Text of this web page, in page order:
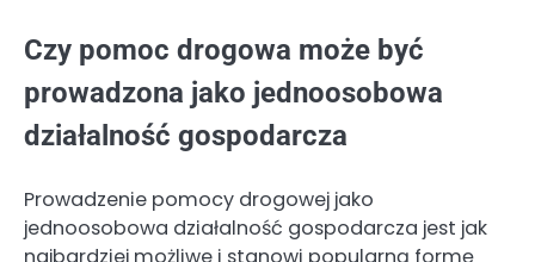
Czy pomoc drogowa może być
prowadzona jako jednoosobowa
działalność gospodarcza
Prowadzenie pomocy drogowej jako
jednoosobowa działalność gospodarcza jest jak
najbardziej możliwe i stanowi popularną formę